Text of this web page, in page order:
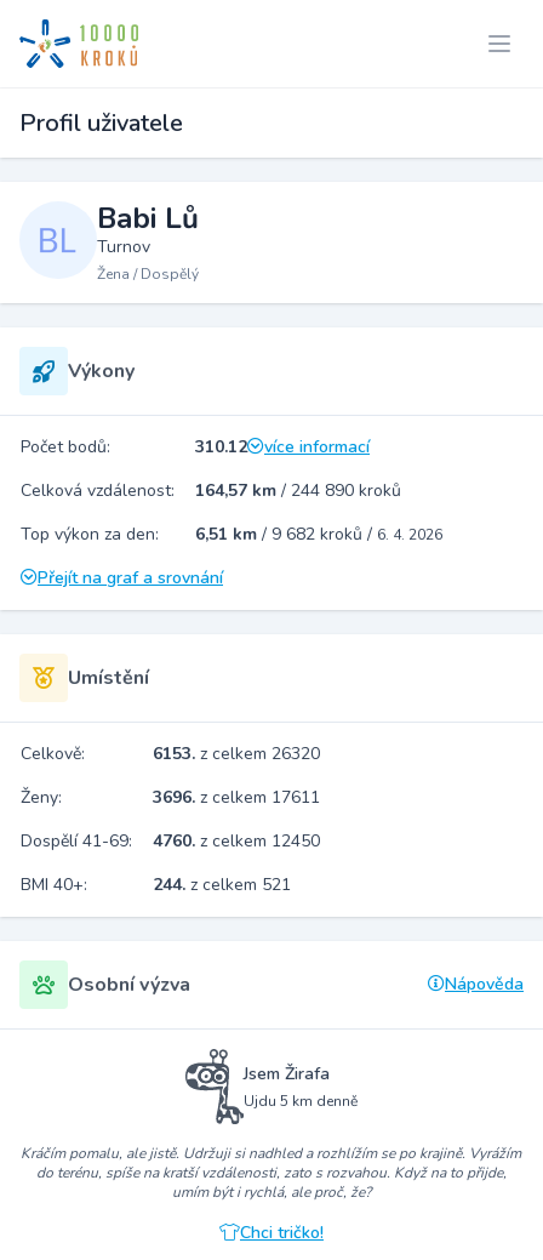
Profil uživatele
Babi Lů
Turnov
Žena / Dospělý
Výkony
Počet bodů: 310.12
více informací
Celková vzdálenost:
164,57 km / 244 890 kroků
Top výkon za den:
6,51 km / 9 682 kroků / 6. 4. 2026
Přejít na graf a srovnání
Umístění
Celkově: 6153. z celkem 26320
Ženy:
3696. z celkem 17611
Dospělí 41-69:
4760. z celkem 12450
BMI 40+:
244. z celkem 521
Osobní výzva Nápověda
Jsem Žirafa
Ujdu 5 km denně
Kráčím pomalu, ale jistě. Udržuji si nadhled a rozhlížím se po krajině. Vyrážím
do terénu, spíše na kratší vzdálenosti, zato s rozvahou. Když na to přijde,
umím být i rychlá, ale proč, že?
Chci tričko!